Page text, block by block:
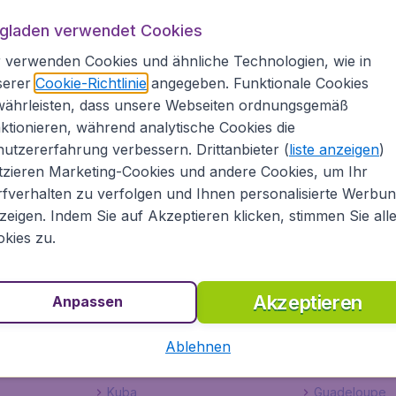
Beachten Sie unser umfangreiches Angebot an
bietet Ihnen eine große Auswahl an Flugpreisen
vielen Linienfluggesellschaften wie z.B. British Airways,
in einem Überblick unsere günstigsten Flugpreise und
Mit Flugladen.at machen Sie mehr aus Ihrem
nach Martinique, sondern auch günstige Hotels
Sie gerne und helfen Ihnen, wenn gewünscht, bei
Kuba Guadeloupe
verwendet Cookies
verwenden Cookies und ähnliche Technologien, wie in
Cookie-Richtlinieangegeben. Funktionale Cookies
dass unsere Webseiten ordnungsgemäß
während analytische Cookies die
verbessern. Drittanbieter (liste anzeigen)
Marketing-Cookies und andere Cookies, um Ihr
zu verfolgen und Ihnen personalisierte
Indem Sie auf Akzeptieren klicken, stimmen Sie
zu.
Akzeptieren
Anpassen
Ablehnen